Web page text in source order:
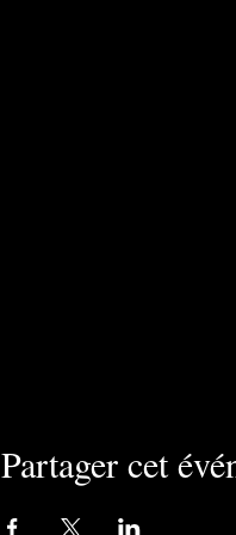
Partager cet